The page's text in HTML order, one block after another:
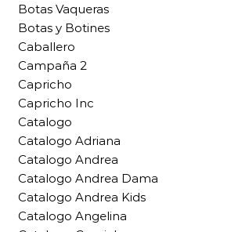
Botas Vaqueras
Botas y Botines
Caballero
Campaña 2
Capricho
Capricho Inc
Catalogo
Catalogo Adriana
Catalogo Andrea
Catalogo Andrea Dama
Catalogo Andrea Kids
Catalogo Angelina